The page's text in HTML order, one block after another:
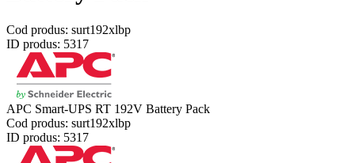
Cod produs: surt192xlbp
ID produs: 5317
APC Smart-UPS RT 192V Battery Pack
Cod produs: surt192xlbp
ID produs: 5317